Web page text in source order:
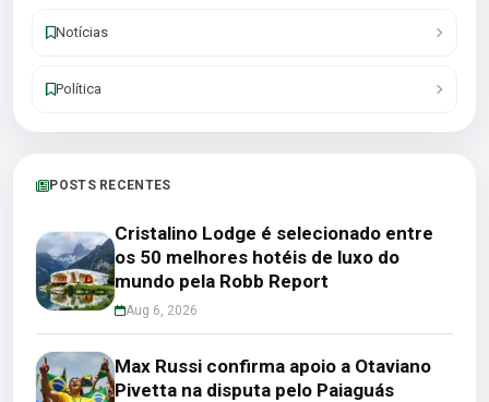
Notícias
Política
POSTS RECENTES
Cristalino Lodge é selecionado entre
os 50 melhores hotéis de luxo do
mundo pela Robb Report
Aug 6, 2026
Max Russi confirma apoio a Otaviano
Pivetta na disputa pelo Paiaguás